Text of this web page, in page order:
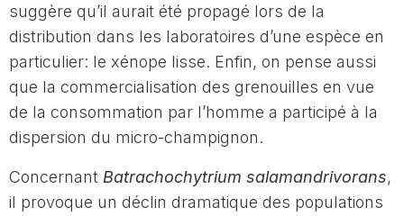
suggère qu’il aurait été propagé lors de la
distribution dans les laboratoires d’une espèce en
particulier: le xénope lisse. Enfin, on pense aussi
que la commercialisation des grenouilles en vue
de la consommation par l’homme a participé à la
dispersion du micro-champignon.
Concernant Batrachochytrium salamandrivorans,
il provoque un déclin dramatique des populations